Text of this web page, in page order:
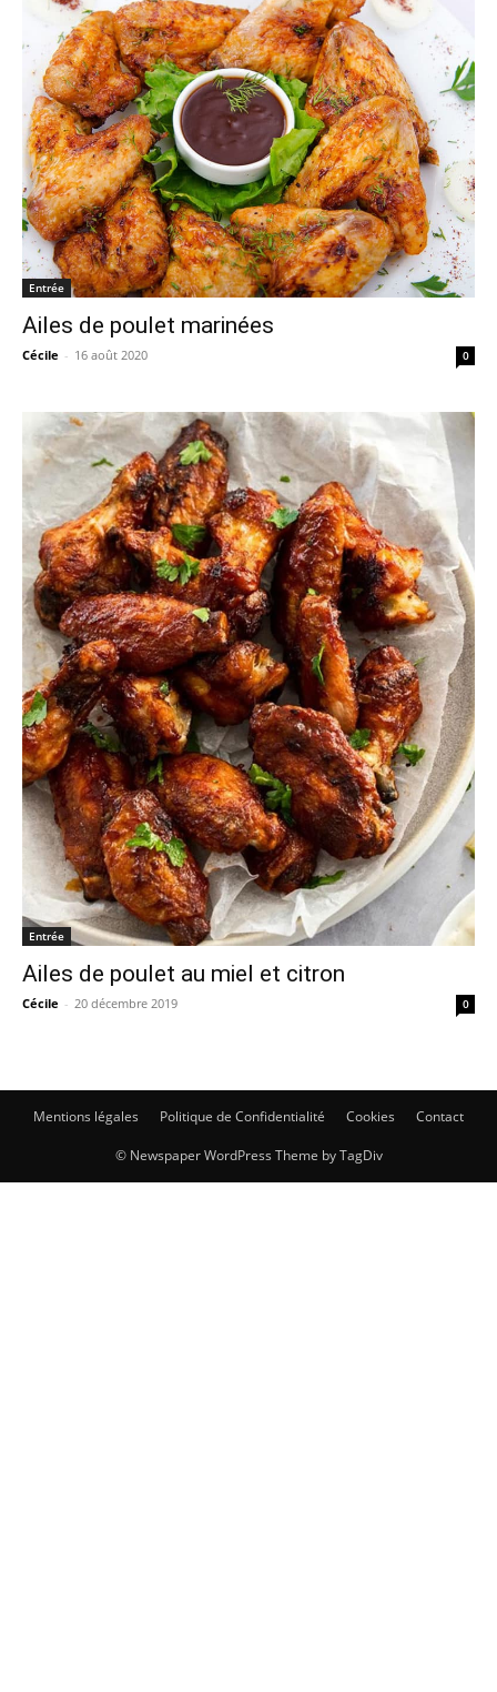
Entrée
Ailes de poulet marinées
Cécile - 16 août 2020 0
Entrée
Ailes de poulet au miel et citron
Cécile - 20 décembre 2019 0
Mentions légales Politique de Confidentialité Cookies Contact
© Newspaper WordPress Theme by TagDiv